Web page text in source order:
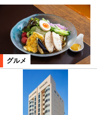
グルメ